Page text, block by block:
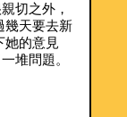
切之外，
幾天要去新
她的意見
堆問題。